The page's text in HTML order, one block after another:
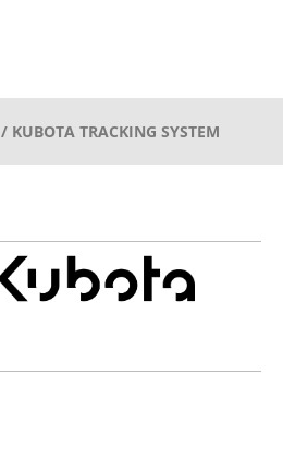
/ KUBOTA TRACKING SYSTEM